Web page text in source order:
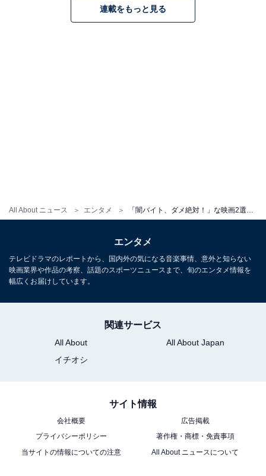
All About ニュース エンタメ 「闇バイト、ダメ絶対！」な映画2選。『愚か者の⾝分』と『ヒグマ!!』に共通する抜群のエンタメ性とは
連載をもっと見る
エンタメ
テレビドラマのレポートから、国内外の気になる音楽事情、意外と知らない
映画業界や作品の考察、話題のスポーツニュースまで、旬のエンタメ情報を
幅広くお届けしています。
関連サービス
All About
All About Japan
イチオシ
サイト情報
会社概要
広告掲載
プライバシーポリシー
著作権・商標・免責事項
当サイトの情報についての注意
All About ニュースについて